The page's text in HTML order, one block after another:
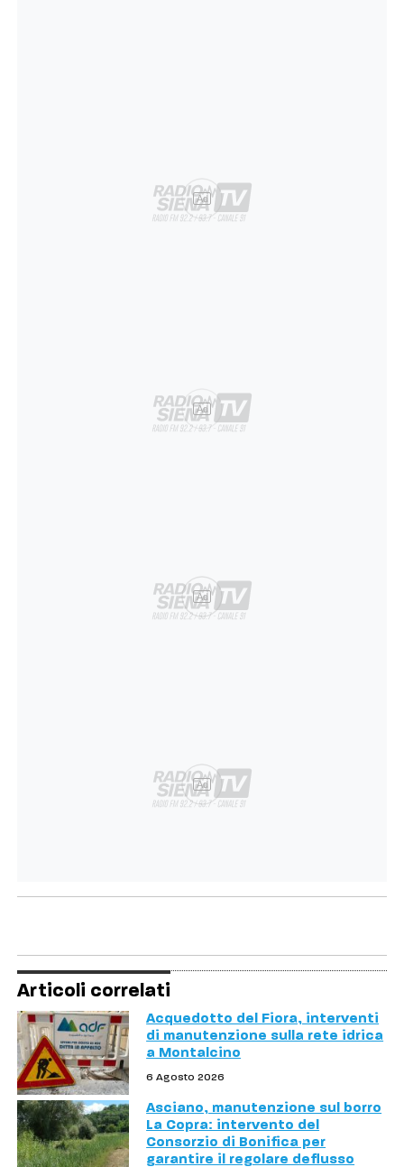
Ad
Ad
Ad
Ad
Articoli correlati
Acquedotto del Fiora, interventi
di manutenzione sulla rete idrica
a Montalcino
6 Agosto 2026
Asciano, manutenzione sul borro
La Copra: intervento del
Consorzio di Bonifica per
garantire il regolare deflusso